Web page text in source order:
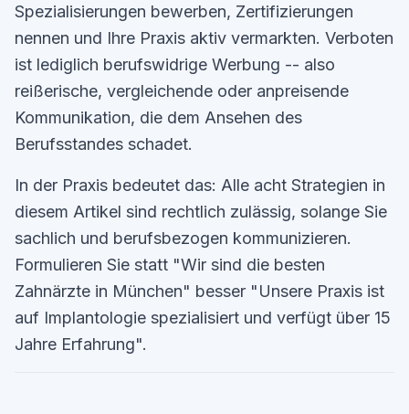
Spezialisierungen bewerben, Zertifizierungen
nennen und Ihre Praxis aktiv vermarkten. Verboten
ist lediglich berufswidrige Werbung -- also
reißerische, vergleichende oder anpreisende
Kommunikation, die dem Ansehen des
Berufsstandes schadet.
In der Praxis bedeutet das: Alle acht Strategien in
diesem Artikel sind rechtlich zulässig, solange Sie
sachlich und berufsbezogen kommunizieren.
Formulieren Sie statt "Wir sind die besten
Zahnärzte in München" besser "Unsere Praxis ist
auf Implantologie spezialisiert und verfügt über 15
Jahre Erfahrung".